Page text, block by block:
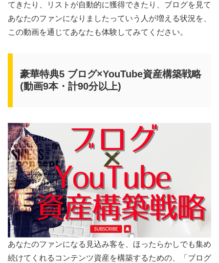
てきたり、リストが自動的に獲得できたり、ブログを見て
あなたのファンになりましたっていう人が増える状況を、
この動画を通じてあなたも体験してみてください。
豪華特典5 ブログ×YouTube資産構築戦略
(動画9本・計90分以上)
あなたのファンになる見込み客を、ほったらかしでも集め
続けてくれるコンテンツ資産を構築するための、「ブログ